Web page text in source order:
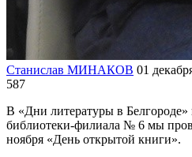
Станислав МИНАКОВ 01
587
В «Дни литературы в Белгороде»
библиотеки-филиала № 6 мы
ноября «День открытой книги».